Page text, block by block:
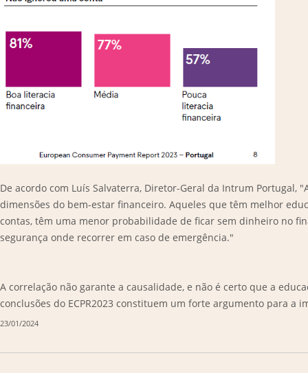
De acordo com Luís Salvaterra, Diretor-Geral da Intrum
dimensões do bem-estar financeiro. Aqueles que têm melhor
contas, têm uma menor probabilidade de ficar sem dinheiro no
segurança onde recorrer em caso de emergência."
A correlação não garante a causalidade, e não é certo que a
conclusões do ECPR2023 constituem um forte argumento para
23/01/2024